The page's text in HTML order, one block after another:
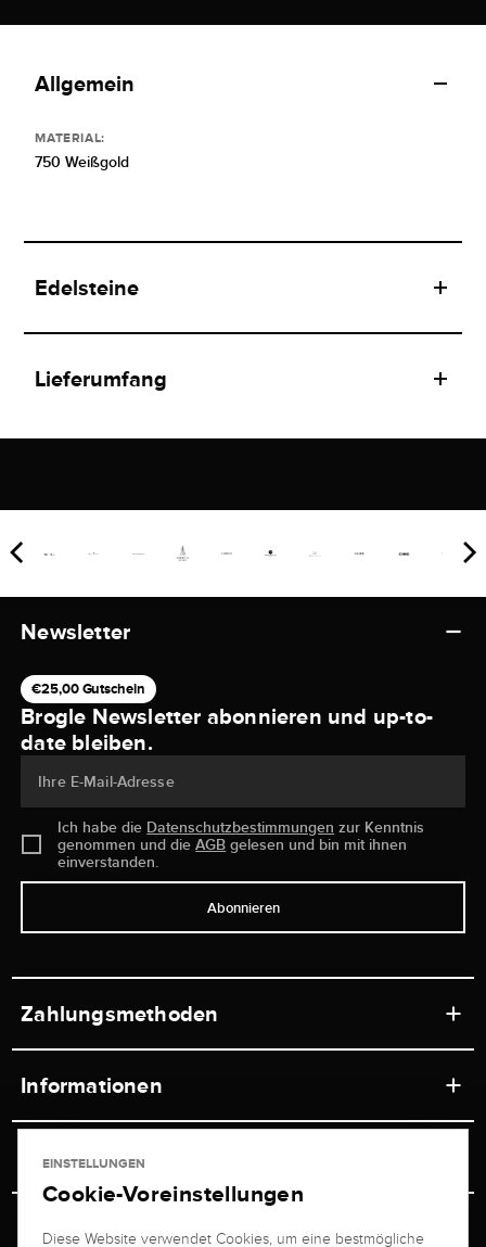
Allgemein
MATERIAL:
750 Weißgold
Edelsteine
Lieferumfang
Newsletter
€25,00 Gutschein
Brogle Newsletter abonnieren und up-to-
date bleiben.
Ihre E-Mail-Adresse
Ich habe die Datenschutzbestimmungen zur Kenntnis
genommen und dieAGB gelesen und bin mit ihnen
einverstanden.
Abonnieren
Zahlungsmethoden
Informationen
Ladengeschäft
Versand & Zahlung
Service
Juwelier Brogle
EINSTELLUNGEN
Cookie-Voreinstellungen
Diese Website verwendet Cookies, um eine bestmögliche